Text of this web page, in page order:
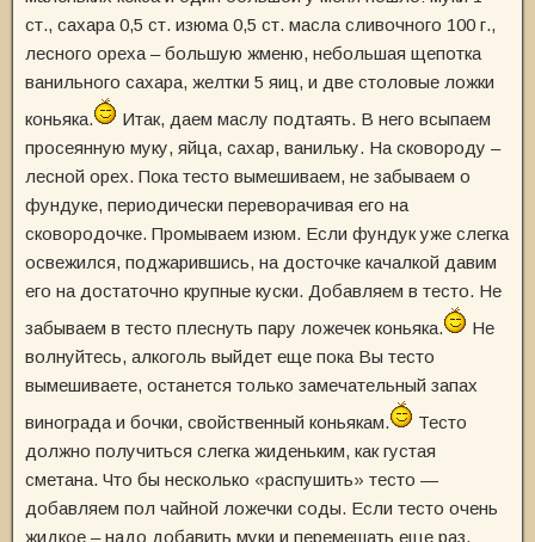
ст., сахара 0,5 ст. изюма 0,5 ст. масла сливочного 100 г.,
лесного ореха – большую жменю, небольшая щепотка
ванильного сахара, желтки 5 яиц, и две столовые ложки
коньяка.
Итак, даем маслу подтаять. В него всыпаем
просеянную муку, яйца, сахар, ванильку. На сковороду –
лесной орех. Пока тесто вымешиваем, не забываем о
фундуке, периодически переворачивая его на
сковородочке. Промываем изюм. Если фундук уже слегка
освежился, поджарившись, на досточке качалкой давим
его на достаточно крупные куски. Добавляем в тесто. Не
забываем в тесто плеснуть пару ложечек коньяка.
Не
волнуйтесь, алкоголь выйдет еще пока Вы тесто
вымешиваете, останется только замечательный запах
винограда и бочки, свойственный коньякам.
Тесто
должно получиться слегка жиденьким, как густая
сметана. Что бы несколько «распушить» тесто —
добавляем пол чайной ложечки соды. Если тесто очень
жидкое – надо добавить муки и перемешать еще раз.